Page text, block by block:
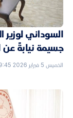
السوداني لوزير
جسيمة نيابةً عن
الخميس 5 فبراير 2026 09:45 م